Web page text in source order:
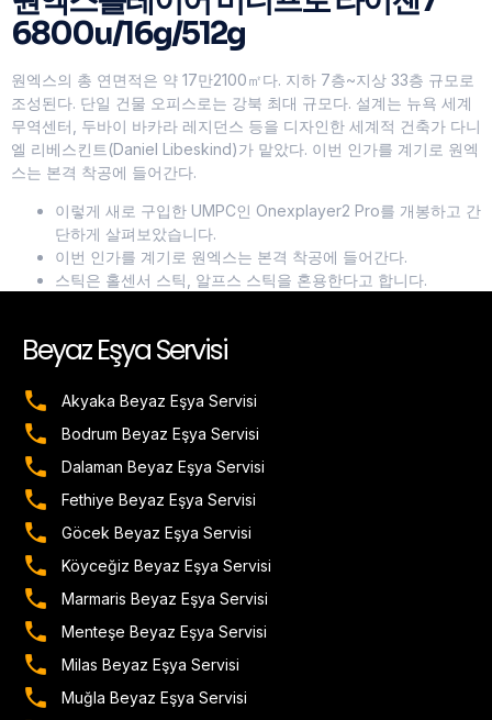
6800u/16g/512g
원엑스의 총 연면적은 약 17만2100㎡다. 지하 7층~지상 33층 규모로
조성된다. 단일 건물 오피스로는 강북 최대 규모다. 설계는 뉴욕 세계
무역센터, 두바이 바카라 레지던스 등을 디자인한 세계적 건축가 다니
엘 리베스킨트(Daniel Libeskind)가 맡았다. 이번 인가를 계기로 원엑
스는 본격 착공에 들어간다.
이렇게 새로 구입한 UMPC인 Onexplayer2 Pro를 개봉하고 간
단하게 살펴보았습니다.
이번 인가를 계기로 원엑스는 본격 착공에 들어간다.
스틱은 홀센서 스틱, 알프스 스틱을 혼용한다고 합니다.
Beyaz Eşya Servisi
Akyaka Beyaz Eşya Servisi
Bodrum Beyaz Eşya Servisi
Dalaman Beyaz Eşya Servisi
Fethiye Beyaz Eşya Servisi
Göcek Beyaz Eşya Servisi
Köyceğiz Beyaz Eşya Servisi
Marmaris Beyaz Eşya Servisi
Menteşe Beyaz Eşya Servisi
Milas Beyaz Eşya Servisi
Muğla Beyaz Eşya Servisi